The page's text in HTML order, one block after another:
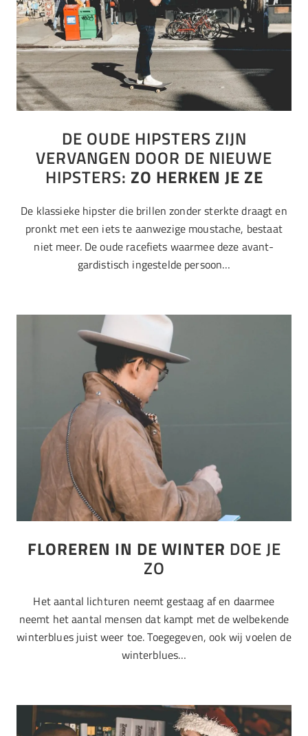
DE OUDE HIPSTERS ZIJN
VERVANGEN DOOR DE NIEUWE
HIPSTERS: ZO HERKEN JE ZE
De klassieke hipster die brillen zonder sterkte draagt en
pronkt met een iets te aanwezige moustache, bestaat
niet meer. De oude racefiets waarmee deze avant-
gardistisch ingestelde persoon…
FLOREREN IN DE WINTER DOE JE
ZO
Het aantal lichturen neemt gestaag af en daarmee
neemt het aantal mensen dat kampt met de welbekende
winterblues juist weer toe. Toegegeven, ook wij voelen de
winterblues…